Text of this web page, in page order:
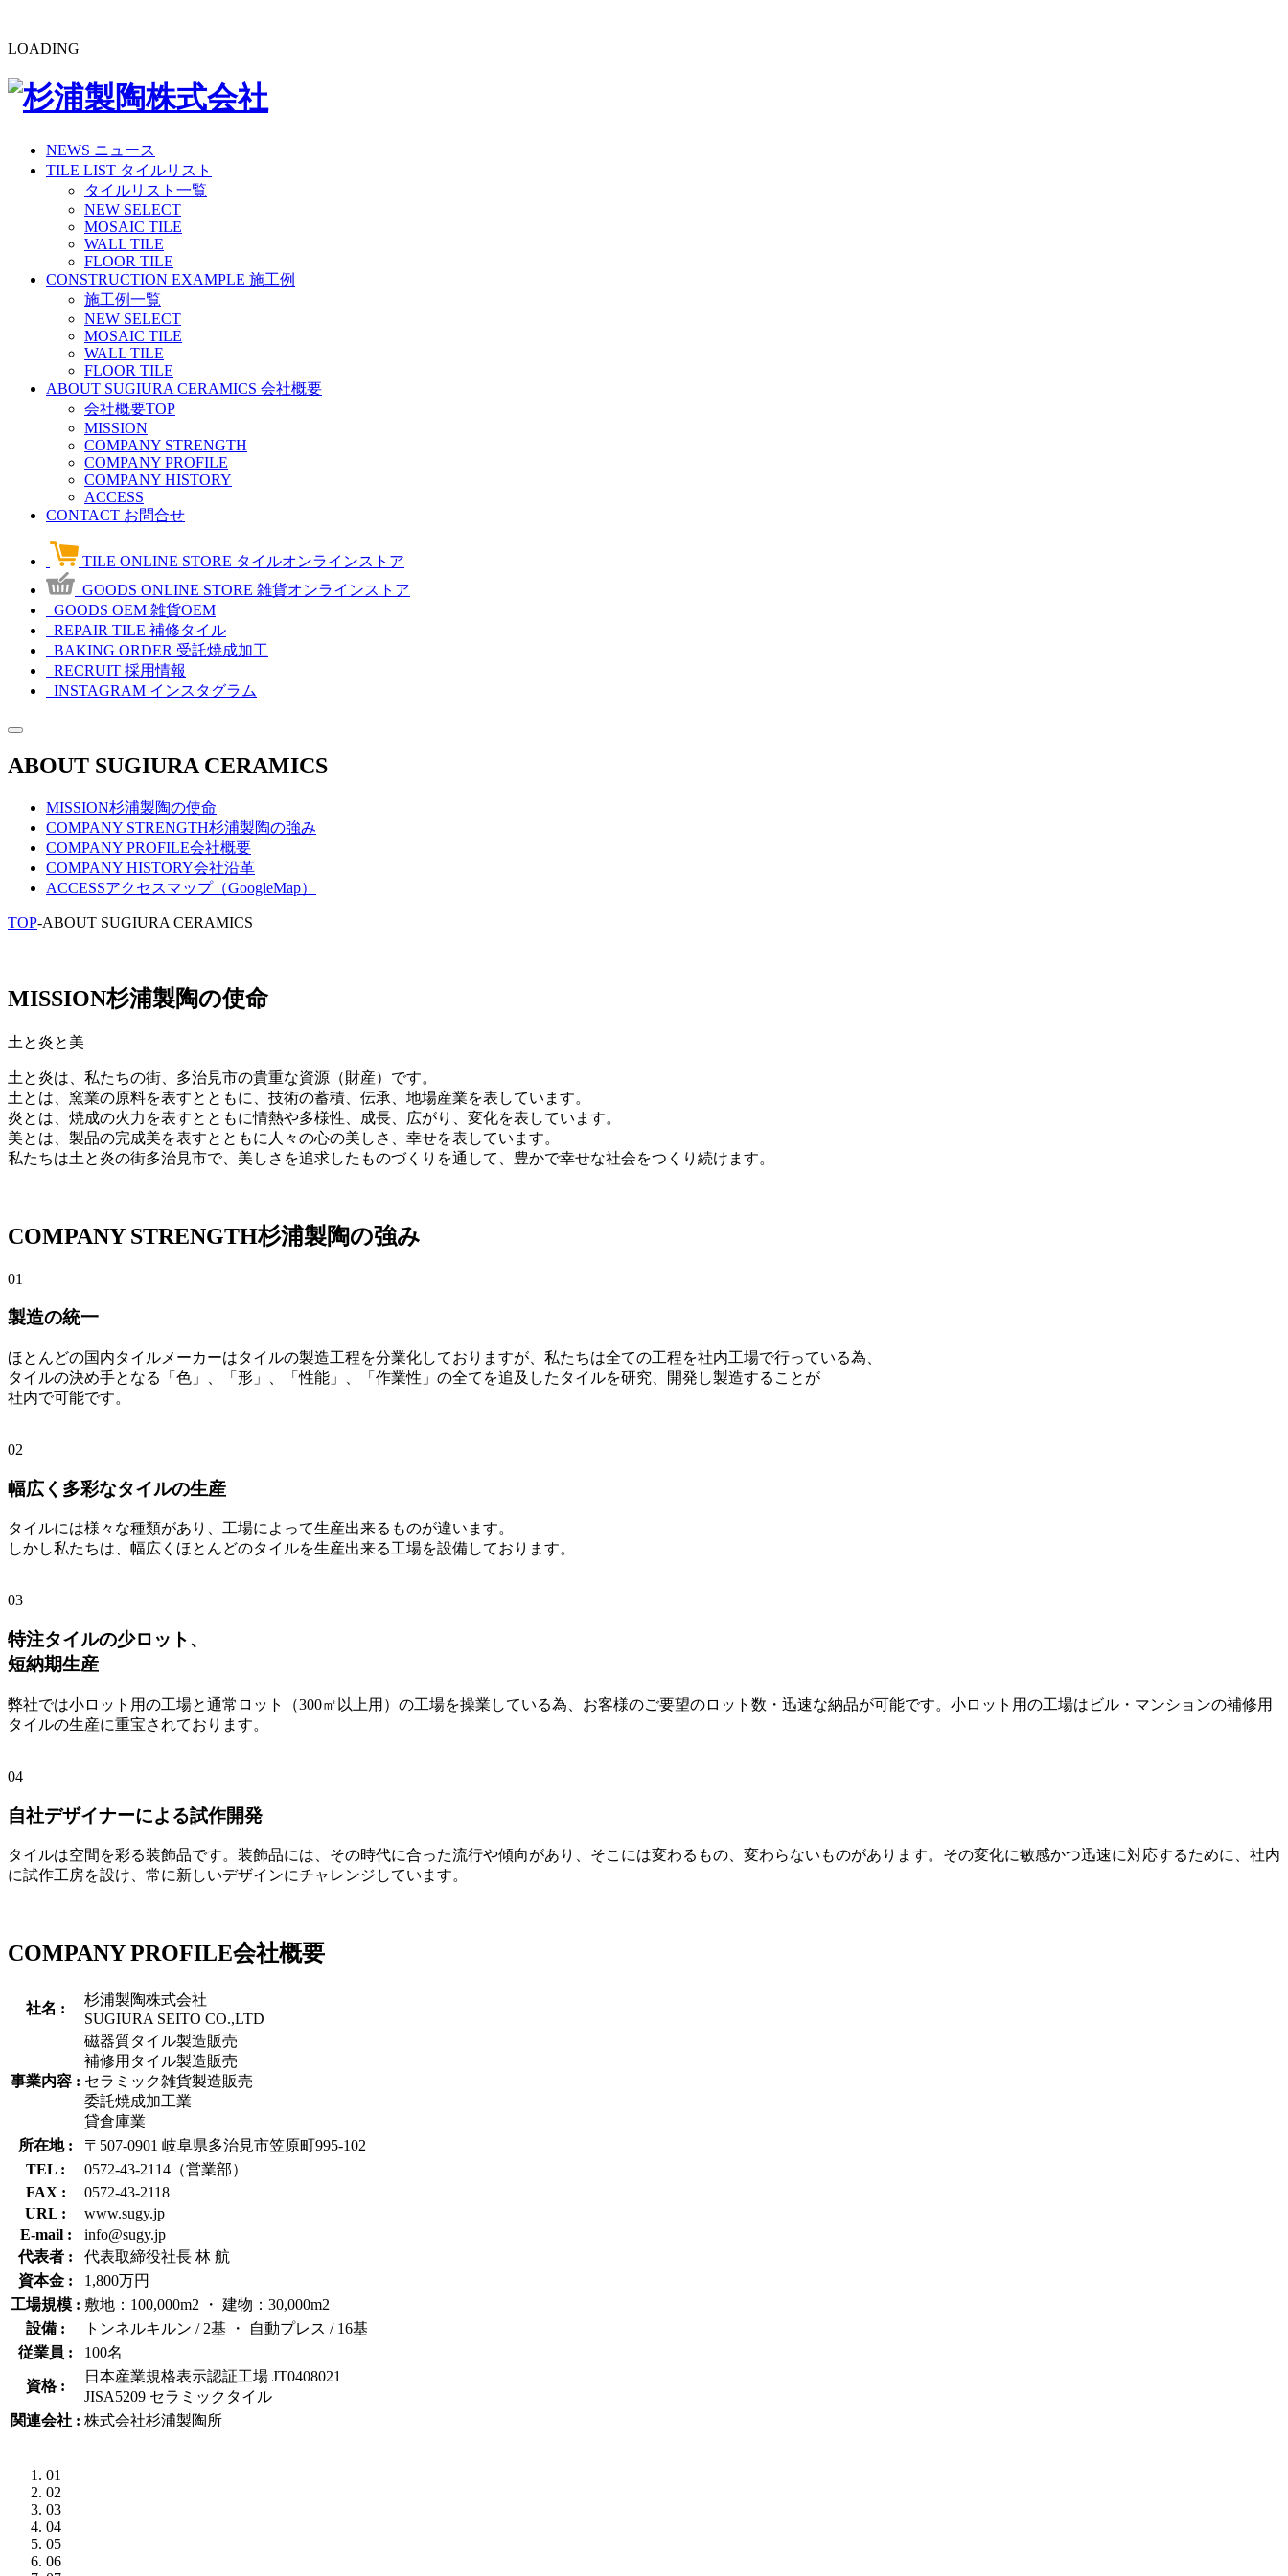
LOADING
NEWS ニュース
TILE LIST タイルリスト
タイルリスト一覧
NEW SELECT
MOSAIC TILE
WALL TILE
FLOOR TILE
CONSTRUCTION EXAMPLE 施工例
施工例一覧
NEW SELECT
MOSAIC TILE
WALL TILE
FLOOR TILE
ABOUT SUGIURA CERAMICS 会社概要
会社概要TOP
MISSION
COMPANY STRENGTH
COMPANY PROFILE
COMPANY HISTORY
ACCESS
CONTACT お問合せ
TILE ONLINE STORE タイルオンラインストア
GOODS ONLINE STORE 雑貨オンラインストア
GOODS OEM 雑貨OEM
REPAIR TILE 補修タイル
BAKING ORDER 受託焼成加工
RECRUIT 採用情報
INSTAGRAM インスタグラム
ABOUT SUGIURA CERAMICS
MISSION杉浦製陶の使命
COMPANY STRENGTH杉浦製陶の強み
COMPANY PROFILE会社概要
COMPANY HISTORY会社沿革
ACCESSアクセスマップ（GoogleMap）
TOP-ABOUT SUGIURA CERAMICS
MISSION杉浦製陶の使命
土と炎と美
土と炎は、私たちの街、多治見市の貴重な資源（財産）です。
土とは、窯業の原料を表すとともに、技術の蓄積、伝承、地場産業を表しています。
炎とは、焼成の火力を表すとともに情熱や多様性、成長、広がり、変化を表しています。
美とは、製品の完成美を表すとともに人々の心の美しさ、幸せを表しています。
私たちは土と炎の街多治見市で、美しさを追求したものづくりを通して、豊かで幸せな社会をつくり続けます。
COMPANY STRENGTH杉浦製陶の強み
01
製造の統一
ほとんどの国内タイルメーカーはタイルの製造工程を分業化しておりますが、私たちは全ての工程を社内工場で行っている為、
タイルの決め手となる「色」、「形」、「性能」、「作業性」の全てを追及したタイルを研究、開発し製造することが
社内で可能です。
02
幅広く多彩なタイルの生産
タイルには様々な種類があり、工場によって生産出来るものが違います。
しかし私たちは、幅広くほとんどのタイルを生産出来る工場を設備しております。
03
特注タイルの少ロット 、
短納期生産
弊社では小ロット用の工場と通常ロット（300㎡以上用）の工場を操業している為、お客様のご要望のロット数・迅速な納品が可能です。小ロット用の工場はビル・マンションの補修用
タイルの生産に重宝されております。
04
自社デザイナーによる試作開発
タイルは空間を彩る装飾品です。装飾品には、その時代に合った流行や傾向があり、そこには変わるもの、変わらないものがあります。その変化に敏感かつ迅速に対応するために、社内
に試作工房を設け、常に新しいデザインにチャレンジしています。
COMPANY PROFILE会社概要
社名 :
杉浦製陶株式会社
SUGIURA SEITO CO.,LTD
事業内容 :
磁器質タイル製造販売
補修用タイル製造販売
セラミック雑貨製造販売
委託焼成加工業
貸倉庫業
所在地 :
〒507-0901 岐阜県多治見市笠原町995-102
TEL :
0572-43-2114（営業部）
FAX :
0572-43-2118
URL :
www.sugy.jp
E-mail :
info@sugy.jp
代表者 :
代表取締役社長 林 航
資本金 :
1,800万円
工場規模 : 敷地：100,000m2 ・ 建物：30,000m2
設備 :
トンネルキルン / 2基 ・ 自動プレス / 16基
従業員 :
100名
資格 :
日本産業規格表示認証工場 JT0408021
JISA5209 セラミックタイル
関連会社 : 株式会社杉浦製陶所
01
02
03
04
05
06